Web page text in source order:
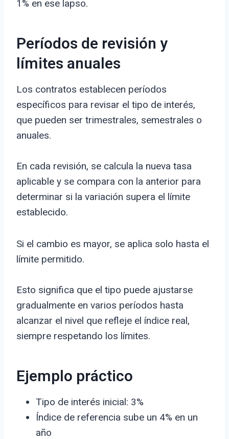
1% en ese lapso.
Períodos de revisión y
límites anuales
Los contratos establecen períodos
específicos para revisar el tipo de interés,
que pueden ser trimestrales, semestrales o
anuales.
En cada revisión, se calcula la nueva tasa
aplicable y se compara con la anterior para
determinar si la variación supera el límite
establecido.
Si el cambio es mayor, se aplica solo hasta el
límite permitido.
Esto significa que el tipo puede ajustarse
gradualmente en varios períodos hasta
alcanzar el nivel que refleje el índice real,
siempre respetando los límites.
Ejemplo práctico
Tipo de interés inicial: 3%
Índice de referencia sube un 4% en un
año